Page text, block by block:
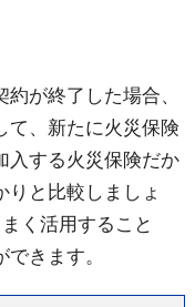
が終了した場合、
て、新たに火災保険
入する火災保険だか
りと比較しましょ
く活用すること
きます。